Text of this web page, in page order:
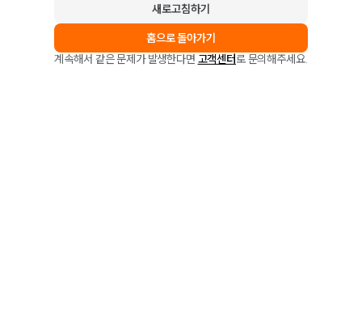
새로고침하기
홈으로 돌아가기
계속해서 같은 문제가 발생한다면 고객센터로 문의해주세요.